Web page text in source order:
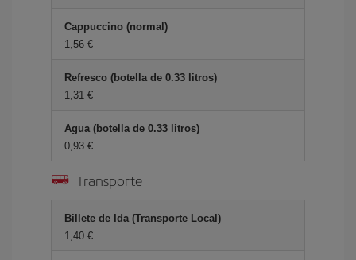
Cappuccino (normal)
1,56 €
Refresco (botella de 0.33 litros)
1,31 €
Agua (botella de 0.33 litros)
0,93 €
Transporte
Billete de Ida (Transporte Local)
1,40 €